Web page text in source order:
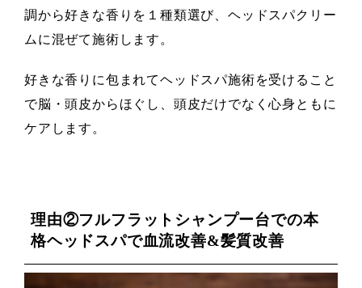
調から好きな香りを１種類選び、ヘッドスパクリー
ムに混ぜて施術します。
好きな香りに包まれてヘッドスパ施術を受けること
で脳・頭皮からほぐし、頭皮だけでなく心身ともに
ケアします。
理由②フルフラットシャンプー台での本
格ヘッドスパで血流改善&髪質改善